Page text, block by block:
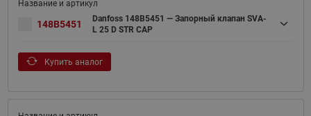
148B5451
Danfoss 148B5451 — Запорный клапан SVA-
L 25 D STR CAP
Купить аналог